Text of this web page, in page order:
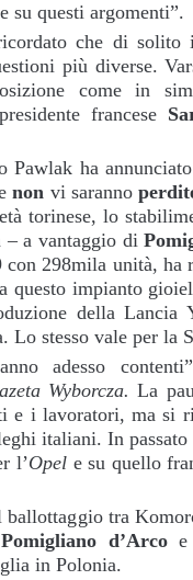
su questi argomenti”.
che di solito
più diverse.
come in
francese
Pawlak ha
non vi saranno
torinese, lo
– a vantaggio di
298mila unità, ha
questo impianto
della
Lo stesso vale per la
adesso
Wyborcza.La
e i lavoratori, ma si
italiani. In passato
l’Opel e su quello
ballottaggio tra
d’Arcoe
in Polonia.